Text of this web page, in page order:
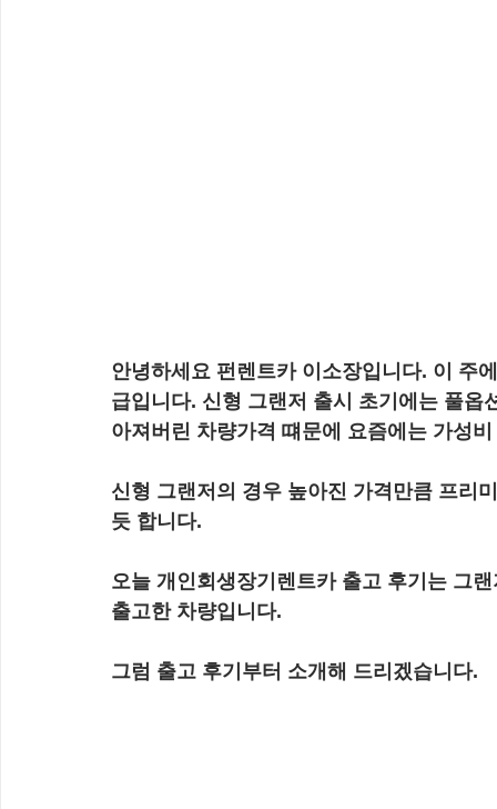
안녕하세요 펀렌트카 이소장입니다. 이 주
급입니다. 신형 그랜저 출시 초기에는 풀옵
아져버린 차량가격 떄문에 요즘에는 가성
신형 그랜저의 경우 높아진 가격만큼 프리
듯 합니다.
오늘 개인회생장기렌트카 출고 후기는 그
출고한 차량입니다.
그럼 출고 후기부터 소개해 드리겠습니다.